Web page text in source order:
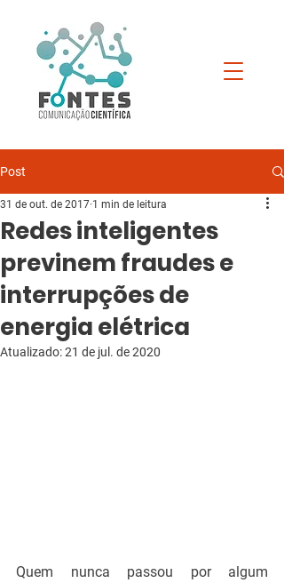
Post
Redes inteligentes
previnem fraudes e
interrupções de
energia elétrica
31 de out. de 2017 1 min de leitura
Atualizado:21 de jul. de 2020
Quem nunca passou por algum